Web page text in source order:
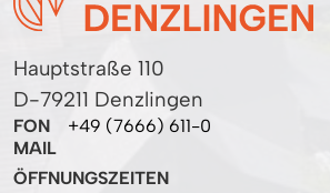
Hauptstraße 110
D-79211 Denzlingen
FON
+49 (7666) 611-0
MAIL
ÖFFNUNGSZEITEN